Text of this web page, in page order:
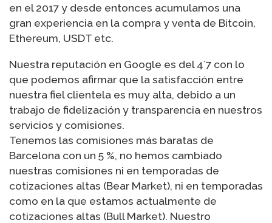
en el 2017 y desde entonces acumulamos una
gran experiencia en la compra y venta de Bitcoin,
Ethereum, USDT etc.
Nuestra reputación en Google es del 4´7 con lo
que podemos afirmar que la satisfacción entre
nuestra fiel clientela es muy alta, debido a un
trabajo de fidelización y transparencia en nuestros
servicios y comisiones.
Tenemos las comisiones más baratas de
Barcelona con un 5 %, no hemos cambiado
nuestras comisiones ni en temporadas de
cotizaciones altas (Bear Market), ni en temporadas
como en la que estamos actualmente de
cotizaciones altas (Bull Market). Nuestro